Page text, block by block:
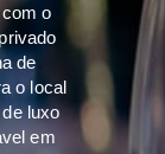
o
de
o local
luxo
em